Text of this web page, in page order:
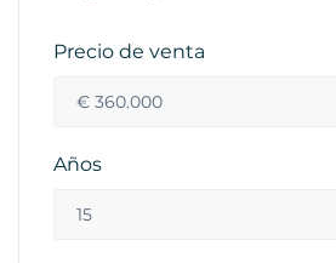
Precio de venta
Años